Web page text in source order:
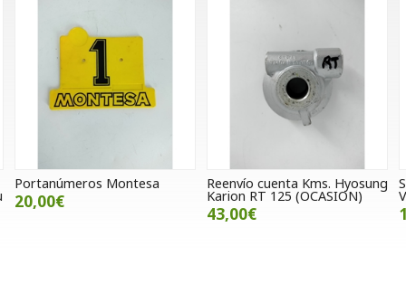
Reenvío cuenta Kms. Hyosung
Karion RT 125 (OCASION)
Sensor maneta de
Voge 500 DS / AC